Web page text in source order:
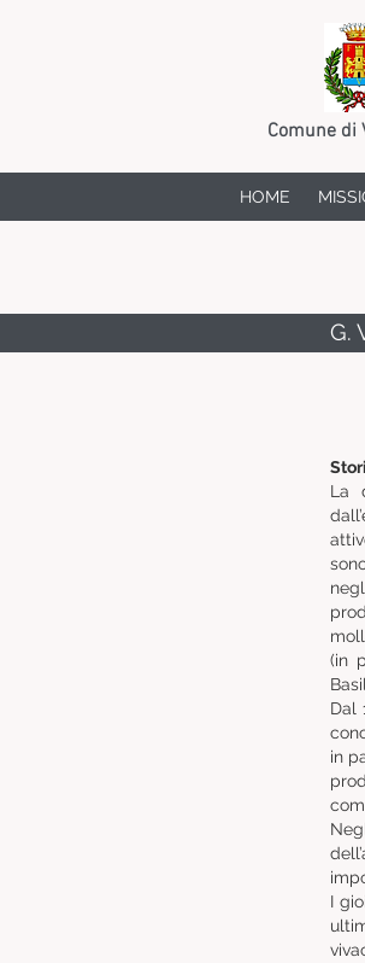
Comune di
HOME
G.
La
(in
Dal
in
I